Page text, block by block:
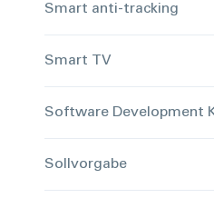
Smart anti-tracking
Smart TV
Software Development
Sollvorgabe